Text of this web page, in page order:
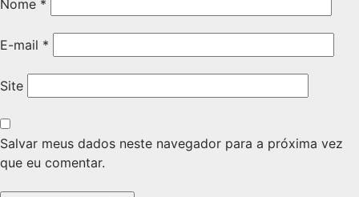
Nome *
E-mail *
Site
Salvar meus dados neste navegador para a próxima vez
que eu comentar.